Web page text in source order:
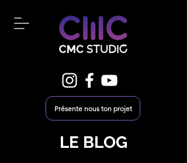
Présente nous ton projet
LE BLOG